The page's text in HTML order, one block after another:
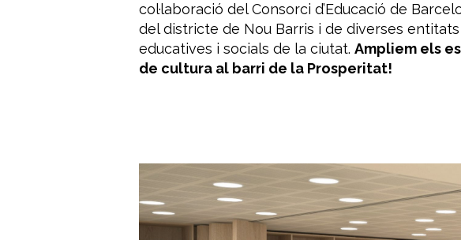
col·laboració del Consorci d’Educació de
del districte de Nou Barris i de diverses entitats
educatives i socials de la ciutat. Ampliem els
de cultura al barri de la Prosperitat!